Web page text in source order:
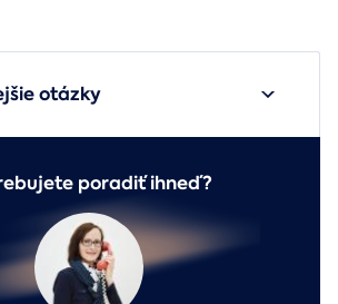
otázky
poradiť ihneď?